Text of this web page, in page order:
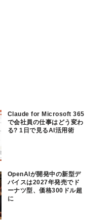
Claude for Microsoft 365
で会社員の仕事はどう変わ
る? 1日で見るAI活用術
OpenAIが開発中の新型デ
バイスは2027年発売でド
ーナツ型、価格300ドル超
に